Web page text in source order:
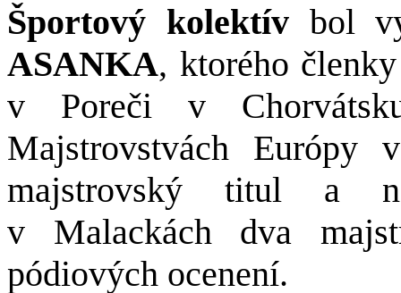
Športový kolektívbol
ASANKA, ktorého
v Poreči v
Majstrovstvách Európy
majstrovský titul a
v Malackách dva
pódiových ocenení.